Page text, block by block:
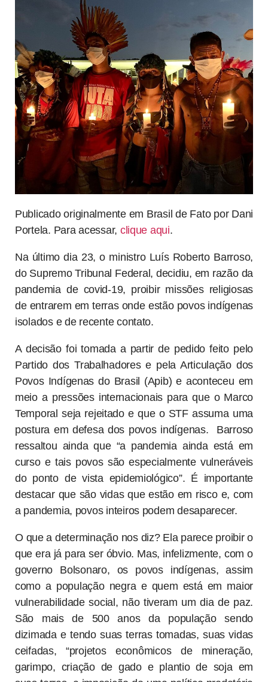
Publicado originalmente em Brasil de Fato por Dani
Portela. Para acessar, clique aqui.
Na último dia 23, o ministro Luís Roberto Barroso,
do Supremo Tribunal Federal, decidiu, em razão da
pandemia de covid-19, proibir missões religiosas
de entrarem em terras onde estão povos indígenas
isolados e de recente contato.
A decisão foi tomada a partir de pedido feito pelo
Partido dos Trabalhadores e pela Articulação dos
Povos Indígenas do Brasil (Apib) e aconteceu em
meio a pressões internacionais para que o Marco
Temporal seja rejeitado e que o STF assuma uma
postura em defesa dos povos indígenas. Barroso
ressaltou ainda que “a pandemia ainda está em
curso e tais povos são especialmente vulneráveis
do ponto de vista epidemiológico”. É importante
destacar que são vidas que estão em risco e, com
a pandemia, povos inteiros podem desaparecer.
O que a determinação nos diz? Ela parece proibir o
que era já para ser óbvio. Mas, infelizmente, com o
governo Bolsonaro, os povos indígenas, assim
como a população negra e quem está em maior
vulnerabilidade social, não tiveram um dia de paz.
São mais de 500 anos da população sendo
dizimada e tendo suas terras tomadas, suas vidas
ceifadas, “projetos econômicos de mineração,
garimpo, criação de gado e plantio de soja em